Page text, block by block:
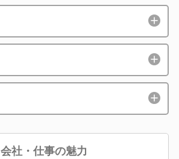
会社・仕事の魅力